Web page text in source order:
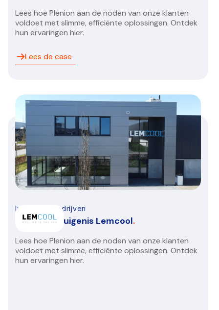
Lees hoe Plenion aan de noden van onze klanten
voldoet met slimme, efficiënte oplossingen. Ontdek
hun ervaringen hier.
Lees de case
Installatiebedrijven
Klantengetuigenis Lemcool.
Lees hoe Plenion aan de noden van onze klanten
voldoet met slimme, efficiënte oplossingen. Ontdek
hun ervaringen hier.